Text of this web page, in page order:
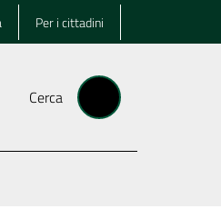
Per i cittadini
Cerca